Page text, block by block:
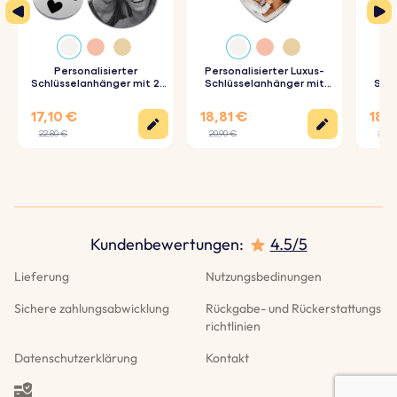
präzise mit den von dir gewählten Details graviert.
Spezifikationen:
Abmessungen: 50 mm x 28 mm
Ring Abmessungen:25 mm x 25 mm
Personalisierter
Schlüsselanhänger mit 2
17,10 €
22,80 €
Personalisierter Luxus-
Schlüsselanhänger mit
18,81 €
20,90 €
Lieferung
Nutzungsbedinungen
Sichere zahlungsabwicklung
Rückgabe- und Rückerstattungs
richtlinien
Datenschutzerklärung
Kontakt
Kundenbewertungen: 4.5/5